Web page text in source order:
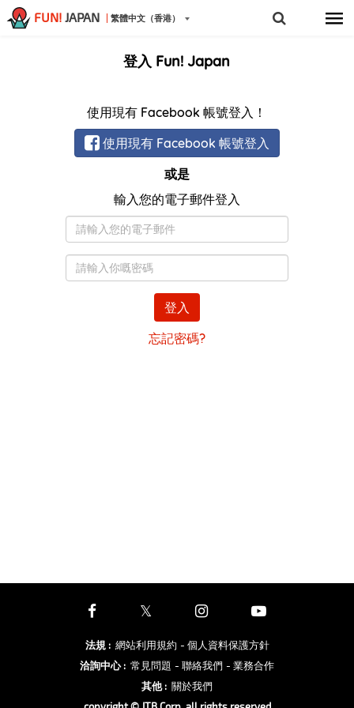
FUN! JAPAN 繁體中文（香港）
登入 Fun! Japan
使用現有 Facebook 帳號登入！
使用現有 Facebook 帳號登入
或是
輸入您的電子郵件登入
子
郵
碼
登入
忘記密碼?
法規: 網站利用規約 - 個人資料保護方針
洽詢中心: 常見問題 - 聯絡我們 - 業務合作
其他: 關於我們